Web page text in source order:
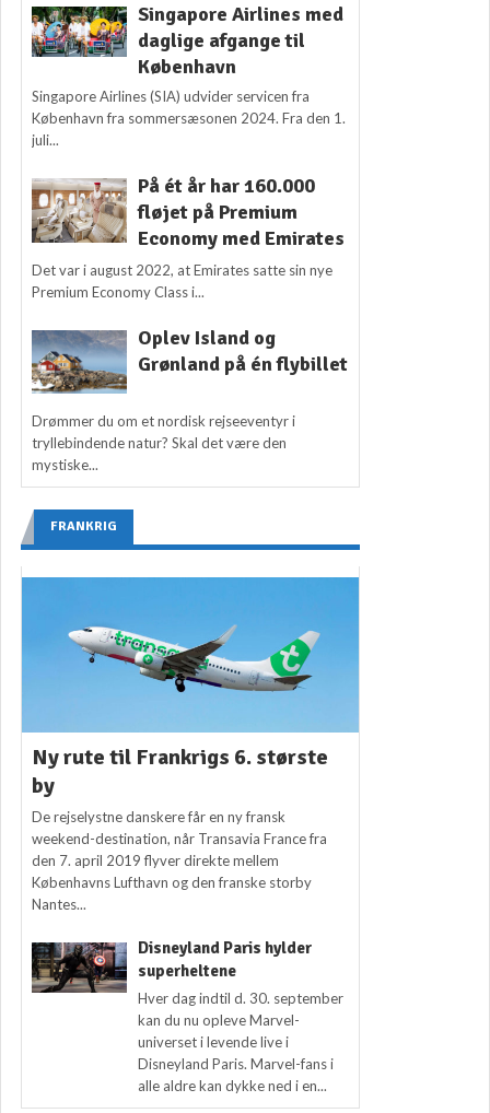
Singapore Airlines med
daglige afgange til
København
Singapore Airlines (SIA) udvider servicen fra
København fra sommersæsonen 2024. Fra den 1.
juli...
På ét år har 160.000
fløjet på Premium
Economy med Emirates
Det var i august 2022, at Emirates satte sin nye
Premium Economy Class i...
Oplev Island og
Grønland på én flybillet
Drømmer du om et nordisk rejseeventyr i
tryllebindende natur? Skal det være den
mystiske...
FRANKRIG
Ny rute til Frankrigs 6. største
by
De rejselystne danskere får en ny fransk
weekend-destination, når Transavia France fra
den 7. april 2019 flyver direkte mellem
Københavns Lufthavn og den franske storby
Nantes...
Disneyland Paris hylder
superheltene
Hver dag indtil d. 30. september
kan du nu opleve Marvel-
universet i levende live i
Disneyland Paris. Marvel-fans i
alle aldre kan dykke ned i en...